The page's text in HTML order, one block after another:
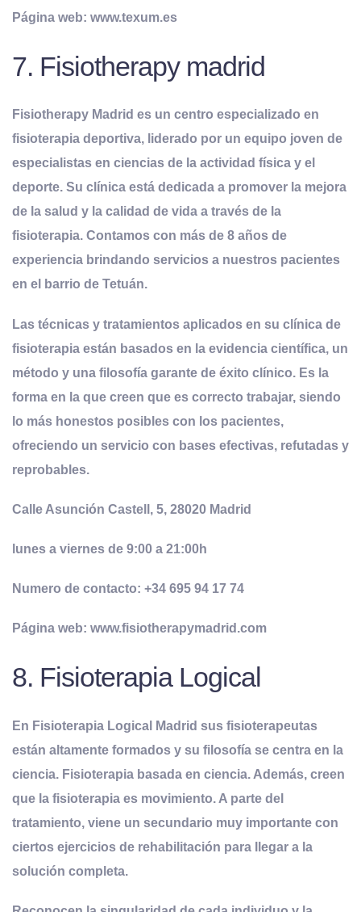
Página web: www.texum.es
7. Fisiotherapy madrid
Fisiotherapy Madrid es un centro especializado en
fisioterapia deportiva, liderado por un equipo joven de
especialistas en ciencias de la actividad física y el
deporte. Su clínica está dedicada a promover la mejora
de la salud y la calidad de vida a través de la
fisioterapia. Contamos con más de 8 años de
experiencia brindando servicios a nuestros pacientes
en el barrio de Tetuán.
Las técnicas y tratamientos aplicados en su clínica de
fisioterapia están basados en la evidencia científica, un
método y una filosofía garante de éxito clínico. Es la
forma en la que creen que es correcto trabajar, siendo
lo más honestos posibles con los pacientes,
ofreciendo un servicio con bases efectivas, refutadas y
reprobables.
Calle Asunción Castell, 5, 28020 Madrid
lunes a viernes de 9:00 a 21:00h
Numero de contacto: +34 695 94 17 74
Página web: www.fisiotherapymadrid.com
8. Fisioterapia Logical
En Fisioterapia Logical Madrid sus fisioterapeutas
están altamente formados y su filosofía se centra en la
ciencia. Fisioterapia basada en ciencia. Además, creen
que la fisioterapia es movimiento. A parte del
tratamiento, viene un secundario muy importante con
ciertos ejercicios de rehabilitación para llegar a la
solución completa.